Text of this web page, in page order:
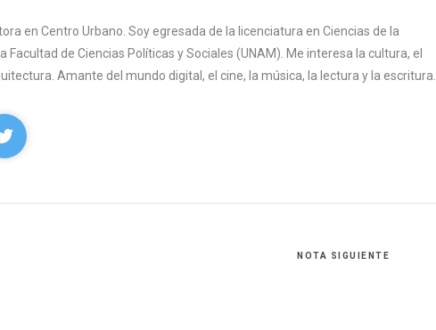
en Centro Urbano. Soy egresada de la licenciatura en Ciencias de la
Facultad de Ciencias Políticas y Sociales (UNAM). Me interesa la cultura, el
Amante del mundo digital, el cine, la música, la lectura y la escritura.
NOTA SIGUIENTE